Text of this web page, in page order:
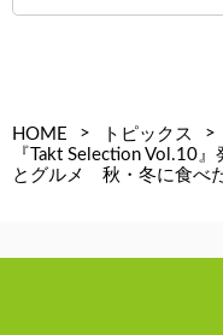
HOME > トピックス
>
『Takt Selection Vol.10
とグルメ 秋・冬に食べ